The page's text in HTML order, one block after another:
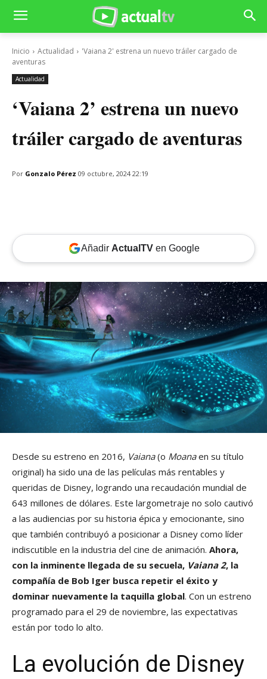
Inicio Actualidad
'Vaiana 2' estrena un nuevo tráiler cargado de
aventuras
Actualidad
‘Vaiana 2’ estrena un nuevo
tráiler cargado de aventuras
Por Gonzalo Pérez 09 octubre, 2024 22:19
Añadir ActualTVen Google
Desde su estreno en 2016, Vaiana(o Moanaen su título
original) ha sido una de las películas más rentables y
queridas de Disney, logrando una recaudación mundial de
643 millones de dólares. Este largometraje no solo cautivó
a las audiencias por su historia épica y emocionante, sino
que también contribuyó a posicionar a Disney como líder
indiscutible en la industria del cine de animación. Ahora,
con la inminente llegada de su secuela, Vaiana 2, la
compañía de Bob Iger busca repetir el éxito y
dominar nuevamente la taquilla global. Con un estreno
programado para el 29 de noviembre, las expectativas
están por todo lo alto.
La evolución de Disney